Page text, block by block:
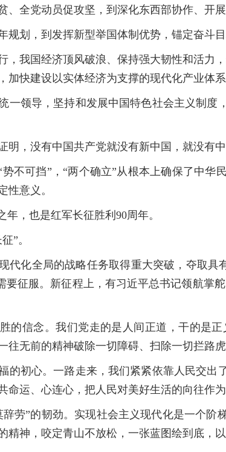
全党动员促攻坚，到深化东西部协作、开展
划，到发挥新型举国体制优势，锚定奋斗目
我国经济顶风破浪、保持强大韧性和活力
加快建设以实体经济为支撑的现代化产业体
领导，坚持和发展中国特色社会主义制度
，没有中国共产党就没有新中国，就没有中
可挡”，“两个确立”从根本上确保了中华
性意义。
年，也是红军长征胜利90周年。
”。
化全局的战略任务取得重大突破，夺取具
要征服。新征程上，有习近平总书记领航
信念。我们党走的是人间正道，干的是正
往无前的精神破除一切障碍、扫除一切拦路
初心。一路走来，我们紧紧依靠人民交出
命运、心连心，把人民对美好生活的向往作
”的韧劲。实现社会主义现代化是一个阶
精神，咬定青山不放松，一张蓝图绘到底，